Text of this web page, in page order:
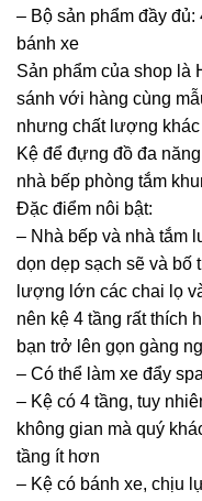
– Bộ sản phẩm đầy
bánh xe
Sản phẩm của shop là
sánh với hàng cùng
nhưng chất lượng khác
Kệ để đựng đồ đa
nhà bếp phòng tắm
Đặc điểm nôi bật:
– Nhà bếp và nhà tắm
dọn dẹp sạch sẽ và bố
lượng lớn các chai lọ
nên kệ 4 tầng rất thích
bạn trở lên gọn gàng
– Có thể làm xe đẩy spa
– Kệ có 4 tầng, tuy
không gian mà quý
tầng ít hơn
– Kệ có bánh xe, chịu